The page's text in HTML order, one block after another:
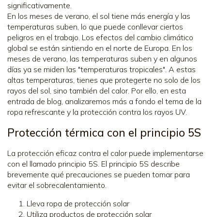
significativamente.
En los meses de verano, el sol tiene más energía y las
temperaturas suben, lo que puede conllevar ciertos
peligros en el trabajo. Los efectos del cambio climático
global se están sintiendo en el norte de Europa. En los
meses de verano, las temperaturas suben y en algunos
días ya se miden las "temperaturas tropicales". A estas
altas temperaturas, tienes que protegerte no solo de los
rayos del sol, sino también del calor. Por ello, en esta
entrada de blog, analizaremos más a fondo el tema de la
ropa refrescante y la protección contra los rayos UV.
Protección térmica con el principio 5S
La protección eficaz contra el calor puede implementarse
con el llamado principio 5S. El principio 5S describe
brevemente qué precauciones se pueden tomar para
evitar el sobrecalentamiento.
Lleva ropa de protección solar
Utiliza productos de protección solar